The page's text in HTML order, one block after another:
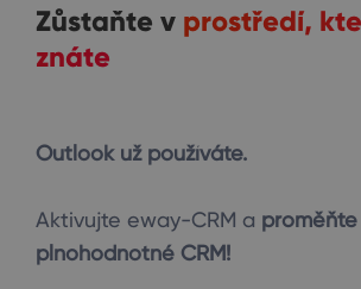
Zůstaňte v prostředí,
znáte
Outlook už používáte.
Aktivujte eway-CRM a
plnohodnotné CRM!